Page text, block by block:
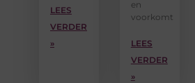
LEES
VERDER
»
en
voorkomt
LEES
VERDER
»